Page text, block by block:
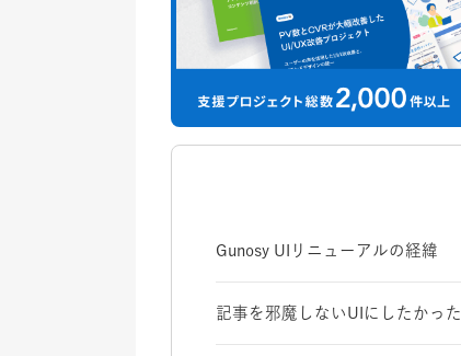
Gunosy UIリニューアルの経緯
記事を邪魔しないUIにしたかった